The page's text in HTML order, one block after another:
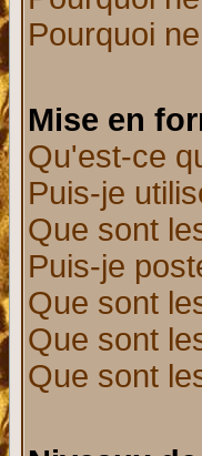
Pourquoi
Mise en
Qu'est-ce
Puis-je
Que sont
Puis-je
Que sont
Que sont
Que sont